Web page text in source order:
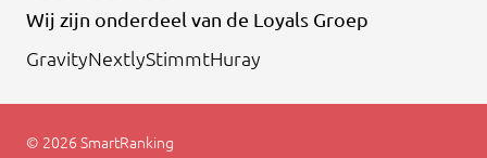
Wij zijn onderdeel van de Loyals Groep
GravityNextlyStimmtHuray
© 2026 SmartRanking